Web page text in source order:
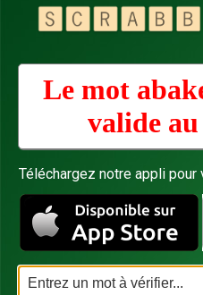
Le mot
valide au
Téléchargez notre appli